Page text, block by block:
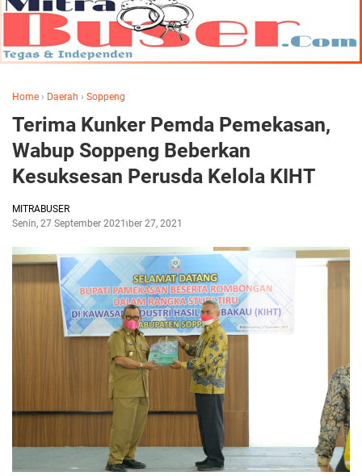
Home › Daerah › Soppeng
Terima Kunker Pemda Pemekasan,
Wabup Soppeng Beberkan
Kesuksesan Perusda Kelola KIHT
MITRABUSER
Senin, 27 September 2021September 27, 2021